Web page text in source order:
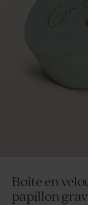
Boîte en
papillon